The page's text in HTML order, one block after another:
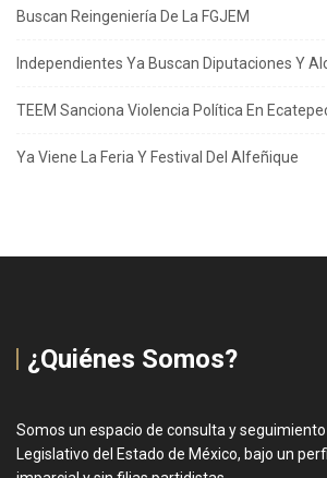
Buscan Reingeniería De La FGJEM
Independientes Ya Buscan Diputaciones Y
TEEM Sanciona Violencia Política En
Ya Viene La Feria Y Festival Del Alfeñique
¿Quiénes Somos?
Somos un espacio de consulta y
Legislativo del Estado de México, bajo un